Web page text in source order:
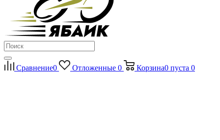
Сравнение0 Отложенные 0 Корзина0 пуста 0